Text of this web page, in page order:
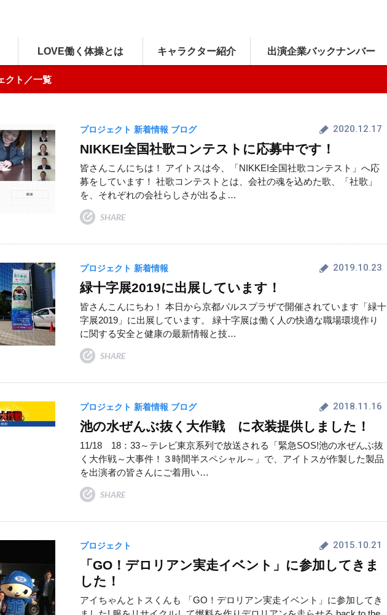
クト／一覧
プロジェクト 新着情報 ブログ 2020.12.17
NIKKEI全国社歌コンテストに応募中です！
皆さんこんにちは！ アイトスは今、「NIKKEI全国社歌コンテスト」へ応
募をしています！ 社歌コンテストとは、会社の魂を込めた歌、「社歌」
を、それぞれの会社らしさが出るよ…
SHARE
プロジェクト 新着情報 2019.10.23
緑十字展2019に出展しています！
皆さんこんにちわ！ 本日から京都パルスプラザで開催されています「緑十
字展2019」に出展しています。 緑十字展は働く人の快適な職場環境作り
に関する安全と健康の最新情報と技…
SHARE
プロジェクト 新着情報 ブログ 2018.11.16
池の水ぜんぶ抜く大作戦 に衣装提供しました！
11/18 18：33～テレビ東京系列で放送される「緊急SOS!池の水ぜんぶ抜
く大作戦～大事件！３時間半スペシャル～」で、アイトスが作製した製品
を出演者の皆さんにご着用い…
SHARE
プロジェクト 2015.10.21
「GO！デロリアン実走イベント」に参加してきま
した！
アイちゃんとトスくんも 「GO！デロリアン実走イベント」に参加してき
LOVE働く体操とは キャラクター紹介 出演企業バックナンバー